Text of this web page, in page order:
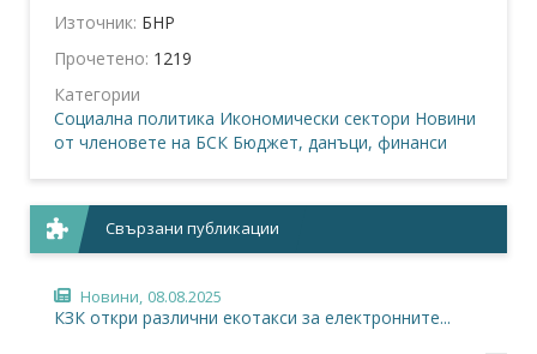
Източник: БНР
Прочетено: 1219
Категории
Социална политика Икономически сектори Новини
от членовете на БСК Бюджет, данъци, финанси
Свързани публикации
Новини, 08.08.2025
КЗК откри различни екотакси за електронните...